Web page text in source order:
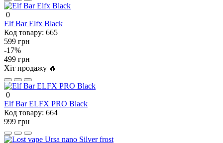
0
Elf Bar Elfx Black
Код товару: 665
599 грн
-17%
499 грн
Хіт продажу 🔥
0
Elf Bar ELFX PRO Black
Код товару: 664
999 грн